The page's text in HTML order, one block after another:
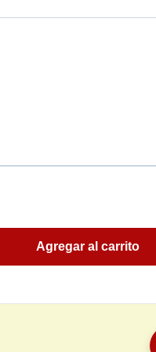
Agregar al carrito